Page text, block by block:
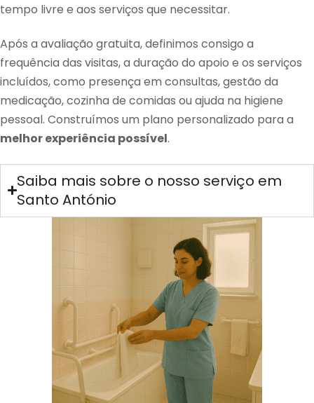
tempo livre e aos serviços que necessitar.
Após a avaliação gratuita, definimos consigo a
frequência das visitas, a duração do apoio e os serviços
incluídos, como presença em consultas, gestão da
medicação, cozinha de comidas ou ajuda na higiene
pessoal. Construímos um plano personalizado para a
melhor experiência possível.
Saiba mais sobre o nosso serviço em
Santo António